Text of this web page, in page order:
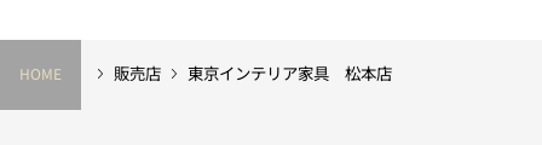
HOME 販売店 東京インテリア家具 松本店